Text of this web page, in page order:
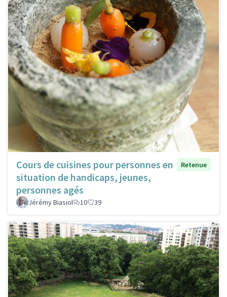
Cours de cuisines pour personnes en
situation de handicaps, jeunes,
personnes agés
Retenue
Jérémy Biasiol 10 39